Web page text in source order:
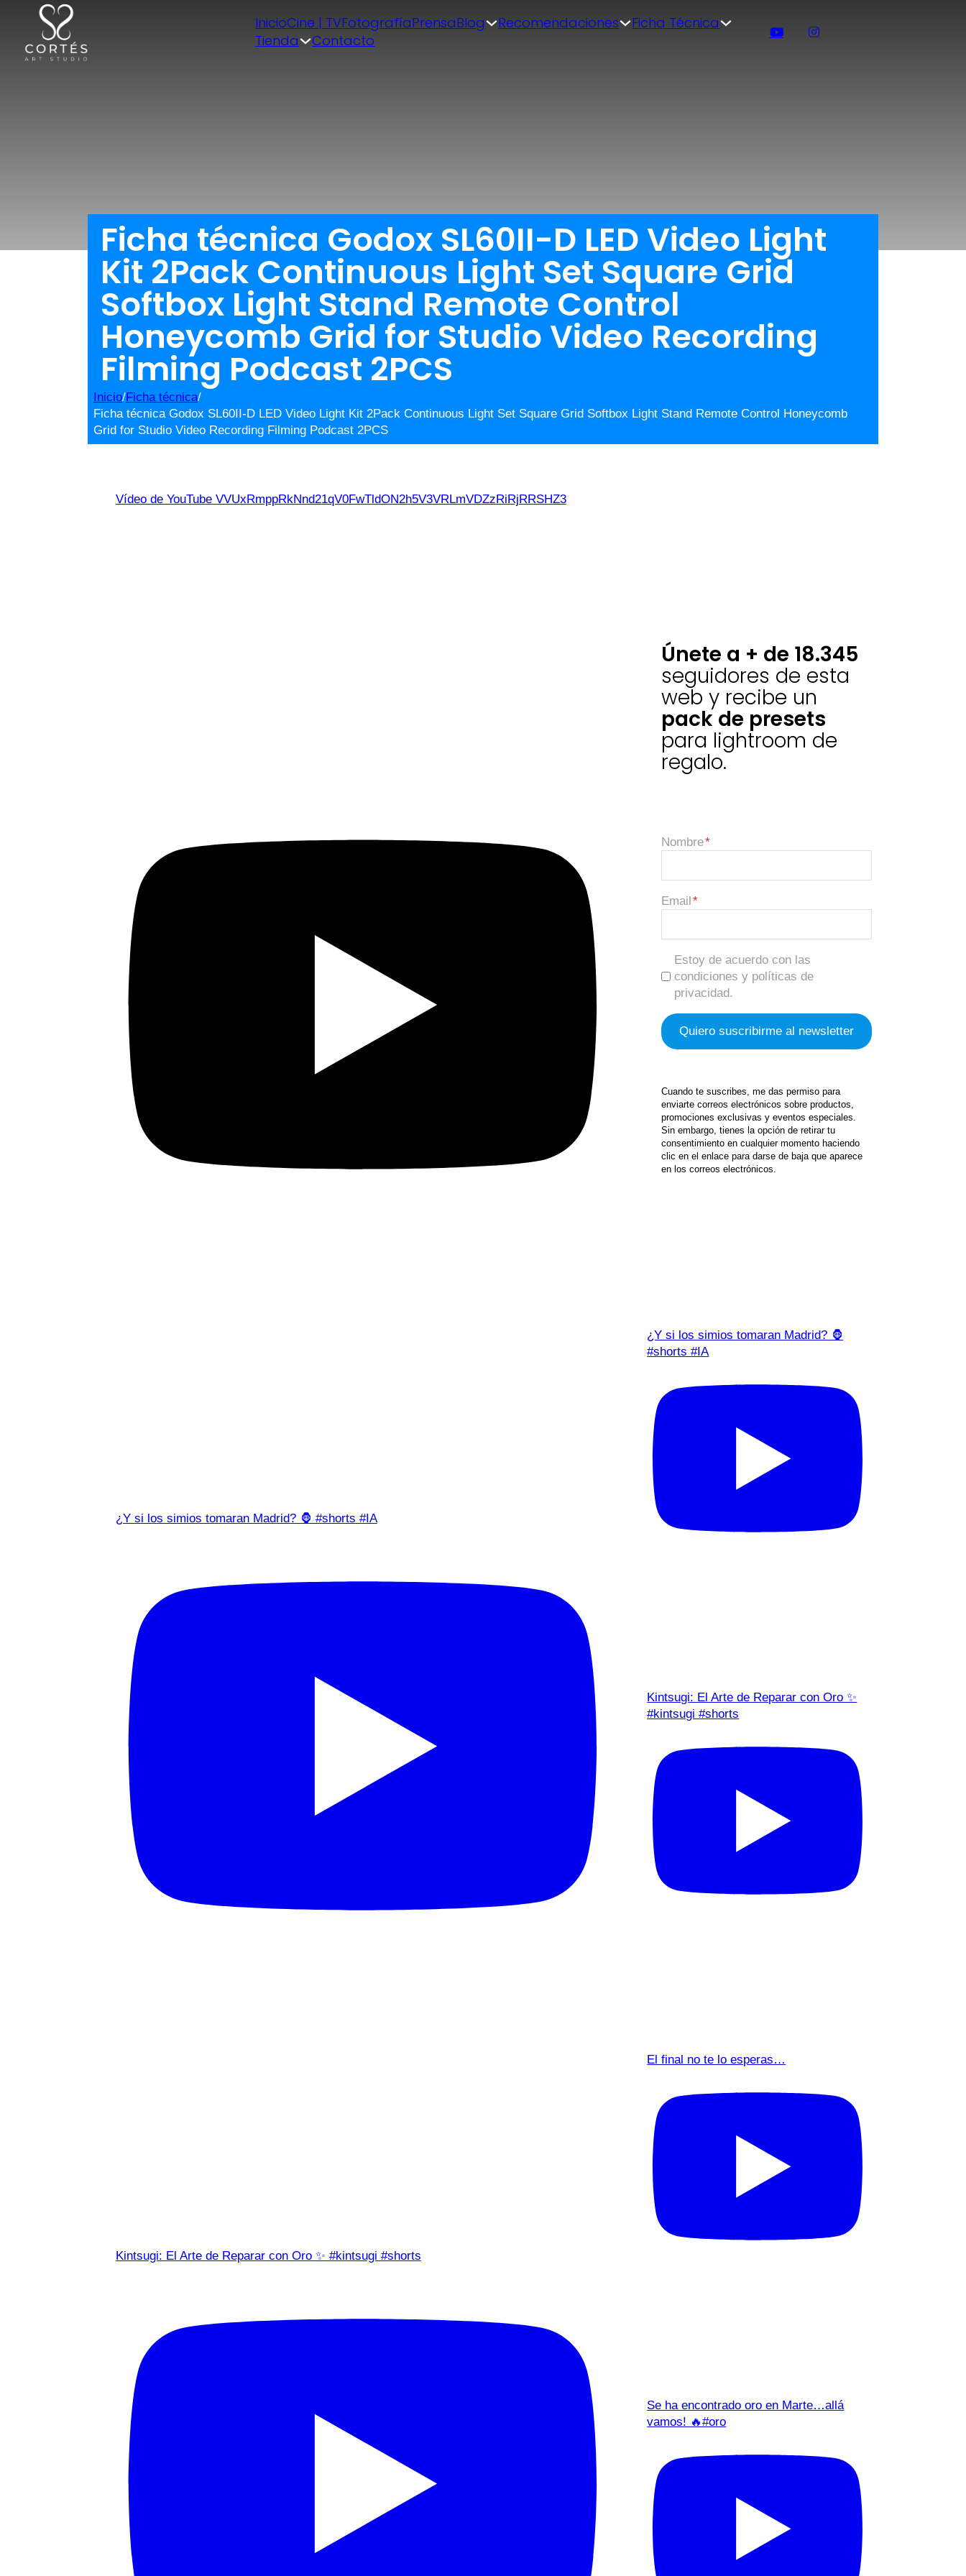
InicioCine | TVFotografíaPrensaBlog Recomendaciones
Ficha Técnica
Tienda
Contacto
Ficha técnica Godox SL60II-D LED Video Light
Kit 2Pack Continuous Light Set Square Grid
Softbox Light Stand Remote Control
Honeycomb Grid for Studio Video Recording
Filming Podcast 2PCS
Inicio/Ficha técnica/
Ficha técnica Godox SL60II-D LED Video Light Kit 2Pack Continuous Light Set Square Grid Softbox Light Stand Remote Control Honeycomb
Grid for Studio Video Recording Filming Podcast 2PCS
Vídeo de YouTube VVUxRmppRkNnd21qV0FwTldON2h5V3VRLmVDZzRiRjRRSHZ3
¿Y si los simios tomaran Madrid? 🦍 #shorts #IA
Kintsugi: El Arte de Reparar con Oro ✨ #kintsugi #shorts
Únete a + de 18.345
seguidores de esta
web y recibe un
pack de presets
para lightroom de
regalo.
Nombre
Email
Estoy de acuerdo con las
condiciones y políticas de
privacidad.
Cuando te suscribes, me das permiso para
enviarte correos electrónicos sobre productos,
promociones exclusivas y eventos especiales.
Sin embargo, tienes la opción de retirar tu
consentimiento en cualquier momento haciendo
clic en el enlace para darse de baja que aparece
en los correos electrónicos.
¿Y si los simios tomaran Madrid? 🦍
#shorts #IA
Kintsugi: El Arte de Reparar con Oro ✨
#kintsugi #shorts
El final no te lo esperas…
Se ha encontrado oro en Marte…allá
vamos! 🔥#oro